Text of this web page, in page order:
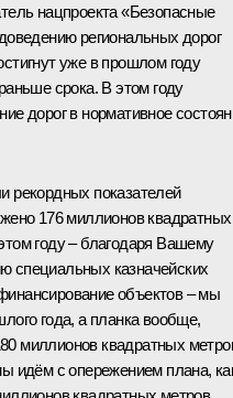
нацпроекта «Безопасные
региональных дорог
уже в прошлом году
срока. В этом году
дорог в нормативное
рекордных показателей
176 миллионов квадратных
году – благодаря Вашему
специальных казначейских
объектов – мы
года, а планка вообще,
миллионов квадратных
идём с опережением плана,